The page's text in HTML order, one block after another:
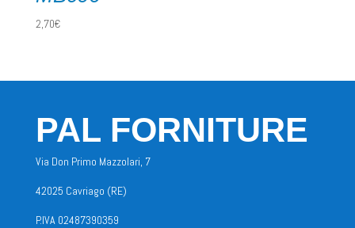
2,70€
PAL FORNITURE
Via Don Primo Mazzolari, 7
42025 Cavriago (RE)
P.IVA 02487390359